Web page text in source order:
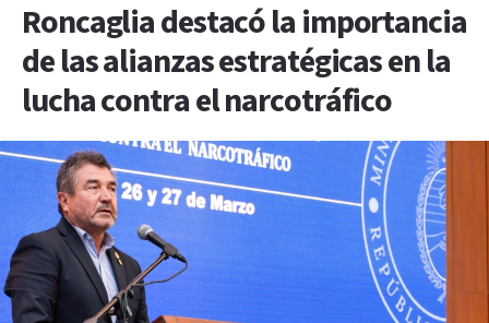
Roncaglia destacó la importancia
de las alianzas estratégicas en la
lucha contra el narcotráfico